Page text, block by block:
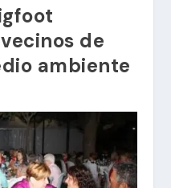
de
ambiente